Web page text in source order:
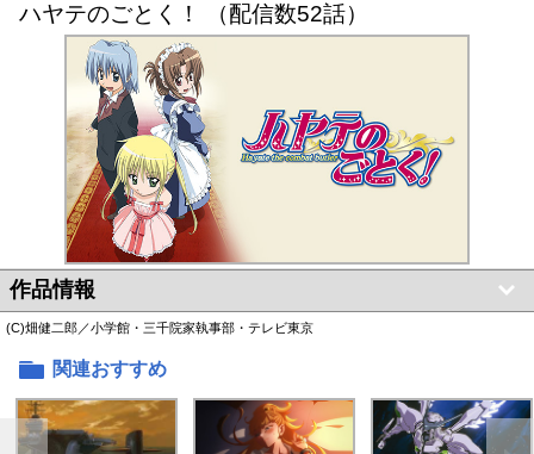
ハヤテのごとく！ （配信数52話）
作品情報
(C)畑健二郎／小学館・三千院家執事部・テレビ東京
関連おすすめ